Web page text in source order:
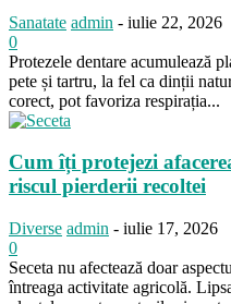
Sanatate admin - iulie 22, 2026
0
Protezele dentare acumulează
pete și tartru, la fel ca dinții
corect, pot favoriza respirația...
Cum îți protejezi
riscul pierderii recoltei
Diverse admin - iulie 17, 2026
0
Seceta nu afectează doar
întreaga activitate agricolă.